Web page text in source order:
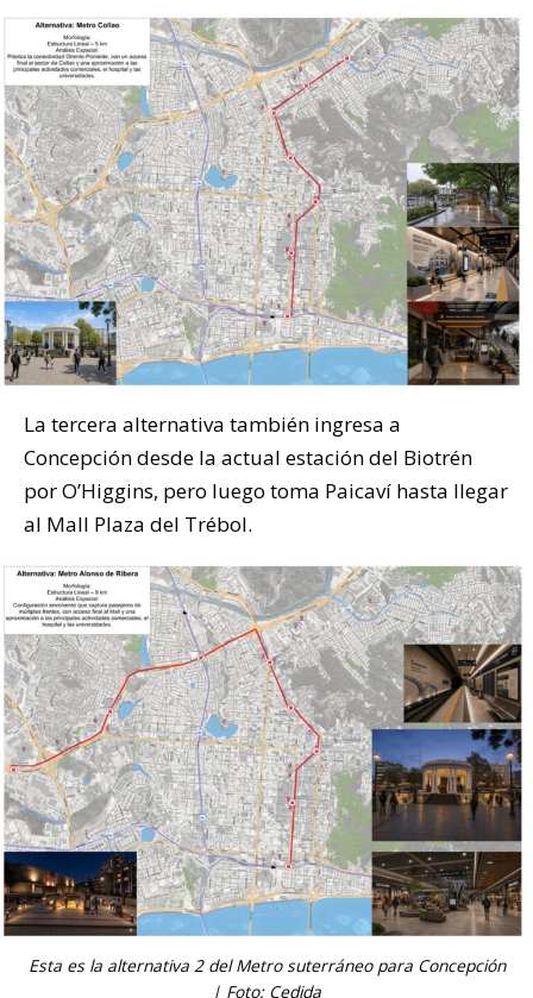
La tercera alternativa también ingresa a
Concepción desde la actual estación del Biotrén
por O’Higgins, pero luego toma Paicaví hasta llegar
al Mall Plaza del Trébol.
Esta es la alternativa 2 del Metro suterráneo para Concepción
| Foto: Cedida